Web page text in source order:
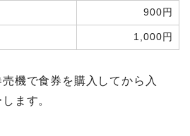
900円
1,000円
機で食券を購入してから入
ます。